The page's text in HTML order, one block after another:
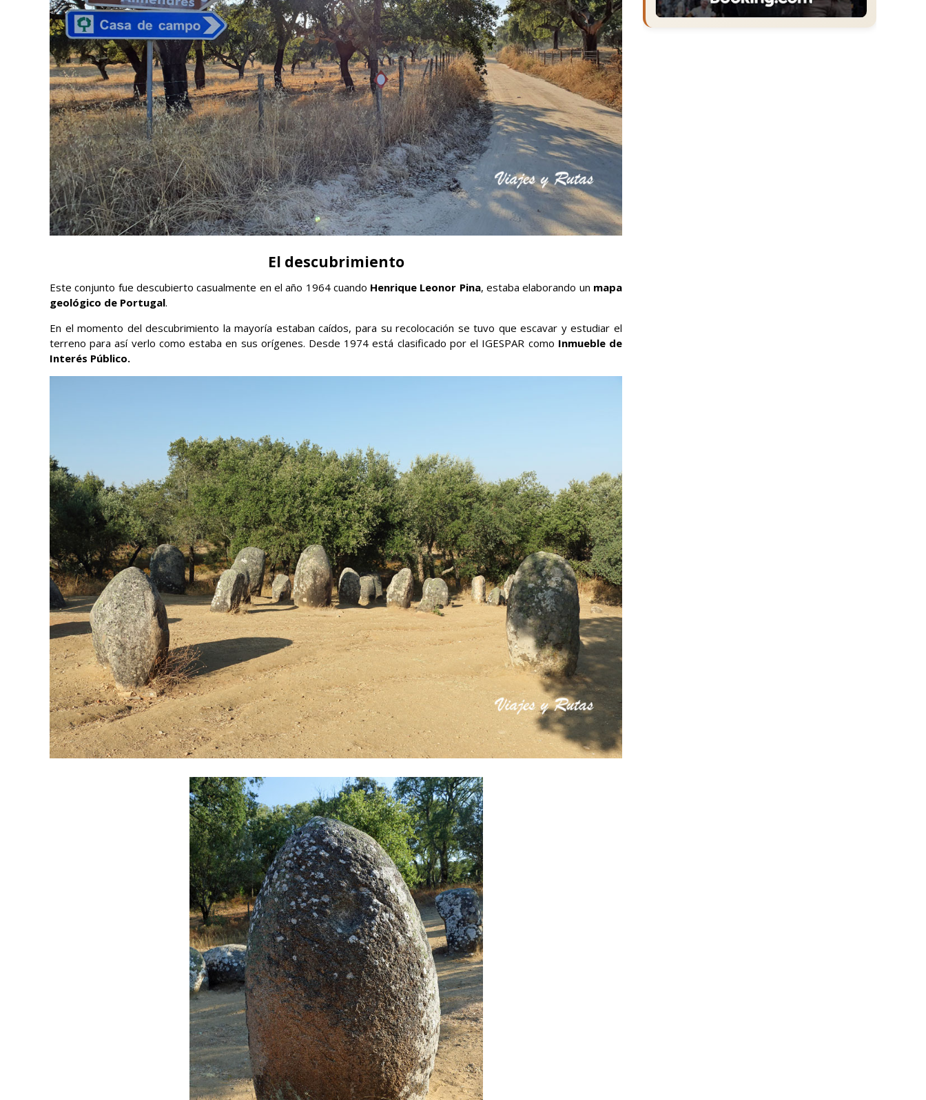
El descubrimiento
Este conjunto fue descubierto casualmente en el año 1964 cuando Henrique Leonor Pina, estaba elaborando un mapa
geológico de Portugal.
En el momento del descubrimiento la mayoría estaban caídos, para su recolocación se tuvo que escavar y estudiar el
terreno para así verlo como estaba en sus orígenes. Desde 1974 está clasificado por el IGESPAR como Inmueble de
Interés Público.